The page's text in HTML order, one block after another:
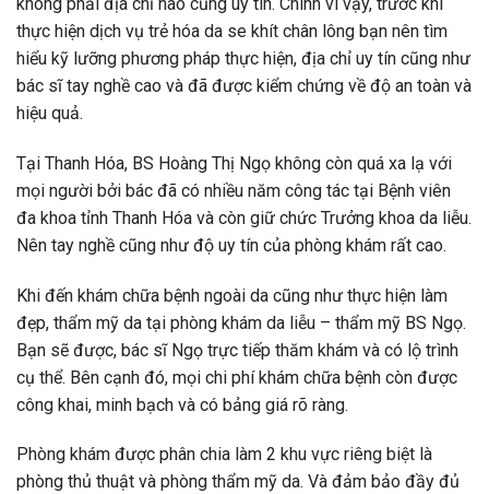
thực hiện dịch vụ trẻ hóa da se khít chân lông bạn nên tìm
hiểu kỹ lưỡng phương pháp thực hiện, địa chỉ uy tín cũng như
bác sĩ tay nghề cao và đã được kiểm chứng về độ an toàn và
hiệu quả.
Tại Thanh Hóa, BS Hoàng Thị Ngọ không còn quá xa lạ với
mọi người bởi bác đã có nhiều năm công tác tại Bệnh viên
đa khoa tỉnh Thanh Hóa và còn giữ chức Trưởng khoa da liễu.
Nên tay nghề cũng như độ uy tín của phòng khám rất cao.
Khi đến khám chữa bệnh ngoài da cũng như thực hiện làm
đẹp, thẩm mỹ da tại phòng khám da liễu – thẩm mỹ BS Ngọ.
Bạn sẽ được, bác sĩ Ngọ trực tiếp thăm khám và có lộ trình
cụ thể. Bên cạnh đó, mọi chi phí khám chữa bệnh còn được
công khai, minh bạch và có bảng giá rõ ràng.
Phòng khám được phân chia làm 2 khu vực riêng biệt là
phòng thủ thuật và phòng thẩm mỹ da. Và đảm bảo đầy đủ